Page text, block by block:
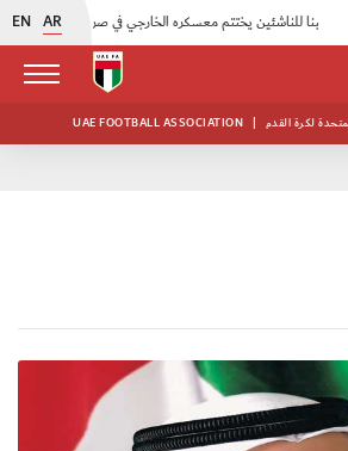
EN AR
UAE FOOTBALL ASSOCIATION | لكرة القدم